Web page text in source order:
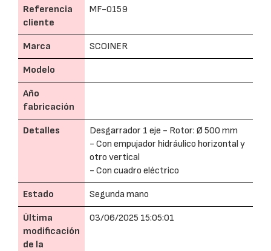
Referencia
cliente
MF-0159
Marca SCOINER
Modelo
Año
fabricación
Detalles
Desgarrador 1 eje - Rotor: Ø 500 mm
- Con empujador hidráulico horizontal y
otro vertical
- Con cuadro eléctrico
Estado Segunda mano
Última
modificación
de la
03/06/2025 15:05:01